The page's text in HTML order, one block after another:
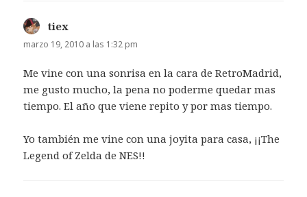
tiex
marzo 19, 2010 a las 1:32 pm
Me vine con una sonrisa en la cara de RetroMadrid,
me gusto mucho, la pena no poderme quedar mas
tiempo. El año que viene repito y por mas tiempo.
Yo también me vine con una joyita para casa, ¡¡The
Legend of Zelda de NES!!